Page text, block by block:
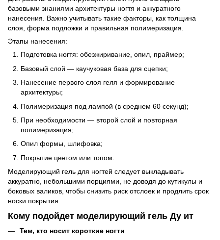
базовыми знаниями архитектуры ногтя и аккуратного
нанесения. Важно учитывать такие факторы, как толщина
слоя, форма подложки и правильная полимеризация.
Этапы нанесения:
Подготовка ногтя: обезжиривание, опил, праймер;
Базовый слой — каучуковая база для сцепки;
Нанесение первого слоя геля и формирование
архитектуры;
Полимеризация под лампой (в среднем 60 секунд);
При необходимости — второй слой и повторная
полимеризация;
Опил формы, шлифовка;
Покрытие цветом или топом.
Моделирующий гель для ногтей следует выкладывать
аккуратно, небольшими порциями, не доводя до кутикулы и
боковых валиков, чтобы снизить риск отслоек и продлить срок
носки покрытия.
Кому подойдет моделирующий гель Ду ит
Тем, кто носит короткие ногти